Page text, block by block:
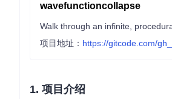
wavefunctioncollapse
Walk through an infinite,
项目地址： https://gitcode.com/
1. 项目介绍